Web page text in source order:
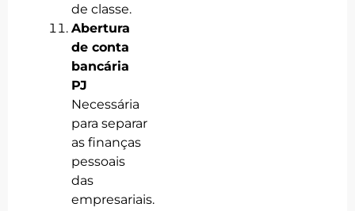
de classe.
Abertura
de conta
bancária
PJ
Necessária
para separar
as finanças
pessoais
das
empresariais.